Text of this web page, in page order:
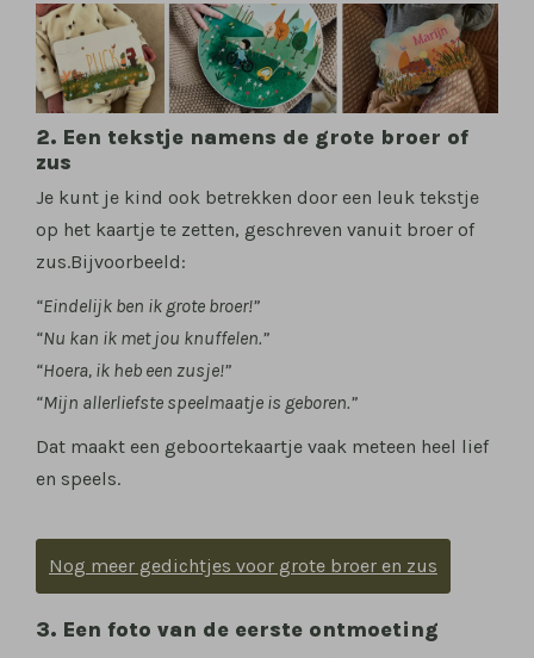
2. Een tekstje namens de grote broer of
zus
Je kunt je kind ook betrekken door een leuk tekstje
op het kaartje te zetten, geschreven vanuit broer of
zus.Bijvoorbeeld:
“Eindelijk ben ik grote broer!”
“Nu kan ik met jou knuffelen.”
“Hoera, ik heb een zusje!”
“Mijn allerliefste speelmaatje is geboren.”
Dat maakt een geboortekaartje vaak meteen heel lief
en speels.
Nog meer gedichtjes voor grote broer en zus
3. Een foto van de eerste ontmoeting